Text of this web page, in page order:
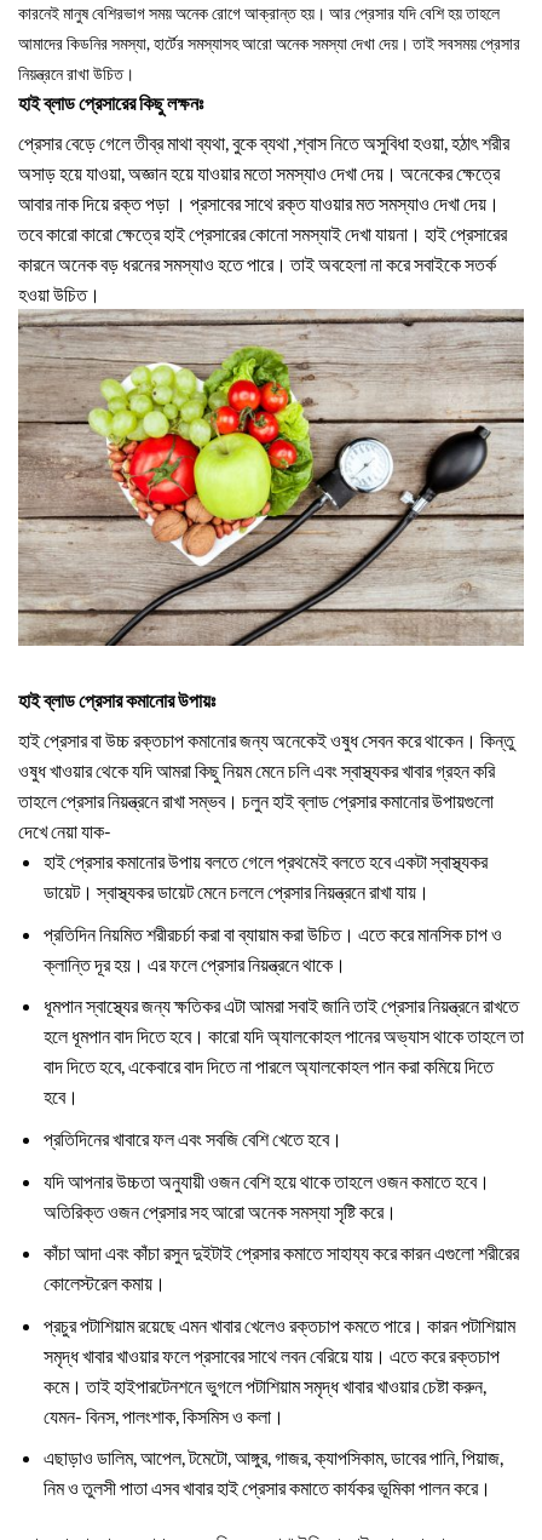
কারনেই মানুষ বেশিরভাগ সময় অনেক রোগে আক্রান্ত হয়। আর প্রেসার যদি বেশি হয় তাহলে
আমাদের কিডনির সমস্যা, হার্টের সমস্যাসহ আরো অনেক সমস্যা দেখা দেয়। তাই সবসময় প্রেসার
নিয়ন্ত্রনে রাখা উচিত।
হাই ব্লাড প্রেসারের কিছু লক্ষনঃ
প্রেসার বেড়ে গেলে তীব্র মাথা ব্যথা, বুকে ব্যথা ,শ্বাস নিতে অসুবিধা হওয়া, হঠাৎ শরীর
অসাড় হয়ে যাওয়া, অজ্ঞান হয়ে যাওয়ার মতো সমস্যাও দেখা দেয়। অনেকের ক্ষেত্রে
আবার নাক দিয়ে রক্ত পড়া । প্রসাবের সাথে রক্ত যাওয়ার মত সমস্যাও দেখা দেয়।
তবে কারো কারো ক্ষেত্রে হাই প্রেসারের কোনো সমস্যাই দেখা যায়না। হাই প্রেসারের
কারনে অনেক বড় ধরনের সমস্যাও হতে পারে। তাই অবহেলা না করে সবাইকে সতর্ক
হওয়া উচিত।
হাই ব্লাড প্রেসার কমানোর উপায়ঃ
হাই প্রেসার বা উচ্চ রক্তচাপ কমানোর জন্য অনেকেই ওষুধ সেবন করে থাকেন। কিন্তু
ওষুধ খাওয়ার থেকে যদি আমরা কিছু নিয়ম মেনে চলি এবং স্বাস্থ্যকর খাবার গ্রহন করি
তাহলে প্রেসার নিয়ন্ত্রনে রাখা সম্ভব। চলুন হাই ব্লাড প্রেসার কমানোর উপায়গুলো
দেখে নেয়া যাক-
হাই প্রেসার কমানোর উপায় বলতে গেলে প্রথমেই বলতে হবে একটা স্বাস্থ্যকর
ডায়েট। স্বাস্থ্যকর ডায়েট মেনে চললে প্রেসার নিয়ন্ত্রনে রাখা যায়।
প্রতিদিন নিয়মিত শরীরচর্চা করা বা ব্যায়াম করা উচিত। এতে করে মানসিক চাপ ও
ক্লান্তি দূর হয়। এর ফলে প্রেসার নিয়ন্ত্রনে থাকে।
ধূমপান স্বাস্থ্যের জন্য ক্ষতিকর এটা আমরা সবাই জানি তাই প্রেসার নিয়ন্ত্রনে রাখতে
হলে ধূমপান বাদ দিতে হবে। কারো যদি অ্যালকোহল পানের অভ্যাস থাকে তাহলে তা
বাদ দিতে হবে, একেবারে বাদ দিতে না পারলে অ্যালকোহল পান করা কমিয়ে দিতে
হবে।
প্রতিদিনের খাবারে ফল এবং সবজি বেশি খেতে হবে।
যদি আপনার উচ্চতা অনুযায়ী ওজন বেশি হয়ে থাকে তাহলে ওজন কমাতে হবে।
অতিরিক্ত ওজন প্রেসার সহ আরো অনেক সমস্যা সৃষ্টি করে।
কাঁচা আদা এবং কাঁচা রসুন দুইটাই প্রেসার কমাতে সাহায্য করে কারন এগুলো শরীরের
কোলেস্টরেল কমায়।
প্রচুর পটাশিয়াম রয়েছে এমন খাবার খেলেও রক্তচাপ কমতে পারে। কারন পটাশিয়াম
সমৃদ্ধ খাবার খাওয়ার ফলে প্রসাবের সাথে লবন বেরিয়ে যায়। এতে করে রক্তচাপ
কমে। তাই হাইপারটেনশনে ভুগলে পটাশিয়াম সমৃদ্ধ খাবার খাওয়ার চেষ্টা করুন,
যেমন- বিনস, পালংশাক, কিসমিস ও কলা।
এছাড়াও ডালিম, আপেল, টমেটো, আঙ্গুর, গাজর, ক্যাপসিকাম, ডাবের পানি, পিয়াজ,
নিম ও তুলসী পাতা এসব খাবার হাই প্রেসার কমাতে কার্যকর ভূমিকা পালন করে।